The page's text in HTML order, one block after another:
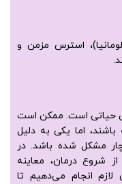
استرس مزمن و
حیاتی است. ممکن است
اما یکی به دلیل
مشکل شده باشد. در
شروع درمان، معاینه
انجام می‌دهیم تا